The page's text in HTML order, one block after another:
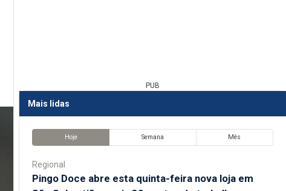
PUB
Mais lidas
Hoje Semana Mês
Regional
Pingo Doce abre esta quinta-feira nova loja em